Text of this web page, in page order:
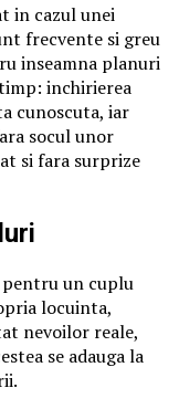
in cazul unei
frecvente si greu
inseamna planuri
inchirierea
cunoscuta, iar
socul unor
si fara surprize
pentru un cuplu
locuinta,
nevoilor reale,
se adauga la